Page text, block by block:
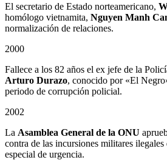
El secretario de Estado norteamericano,
homólogo vietnamita, Nguyen Manh
normalización de relaciones.
2000
Fallece a los 82 años el ex jefe de la
Arturo Durazo, conocido por «El
periodo de corrupción policial.
2002
La Asamblea General de la ONU
contra de las incursiones militares ilegales
especial de urgencia.